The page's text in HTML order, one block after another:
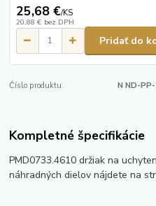
25,68 €/KS
20,88 € bez DPH
Pridať do
Číslo produktu: N ND-
Kompletné špecifikácie
PMD0733.4610 držiak na
náhradných dielov nájdete na